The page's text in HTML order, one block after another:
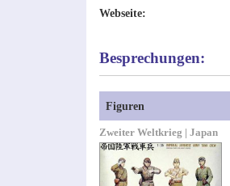
Webseite:
Besprechungen:
Figuren
Zweiter Weltkrieg | Japan